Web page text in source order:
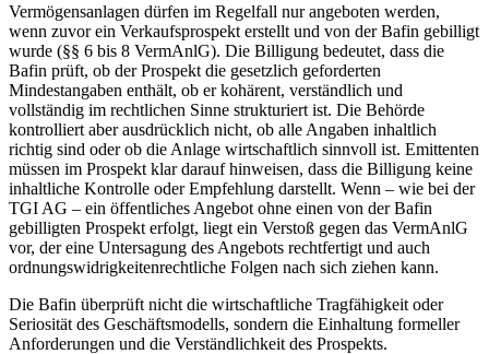
Vermögensanlagen dürfen im Regelfall nur angeboten werden,
wenn zuvor ein Verkaufsprospekt erstellt und von der Bafin gebilligt
wurde (§§ 6 bis 8 VermAnlG). Die Billigung bedeutet, dass die
Bafin prüft, ob der Prospekt die gesetzlich geforderten
Mindestangaben enthält, ob er kohärent, verständlich und
vollständig im rechtlichen Sinne strukturiert ist. Die Behörde
kontrolliert aber ausdrücklich nicht, ob alle Angaben inhaltlich
richtig sind oder ob die Anlage wirtschaftlich sinnvoll ist. Emittenten
müssen im Prospekt klar darauf hinweisen, dass die Billigung keine
inhaltliche Kontrolle oder Empfehlung darstellt. Wenn – wie bei der
TGI AG – ein öffentliches Angebot ohne einen von der Bafin
gebilligten Prospekt erfolgt, liegt ein Verstoß gegen das VermAnlG
vor, der eine Untersagung des Angebots rechtfertigt und auch
ordnungswidrigkeitenrechtliche Folgen nach sich ziehen kann.
Die Bafin überprüft nicht die wirtschaftliche Tragfähigkeit oder
Seriosität des Geschäftsmodells, sondern die Einhaltung formeller
Anforderungen und die Verständlichkeit des Prospekts.